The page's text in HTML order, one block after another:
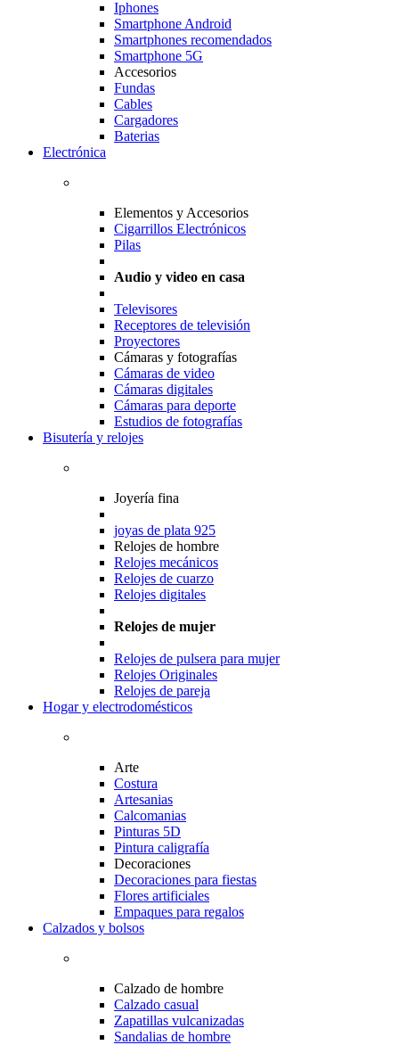
Iphones
Smartphone Android
Smartphones recomendados
Smartphone 5G
Accesorios
Fundas
Cables
Cargadores
Baterias
Electrónica
Elementos y Accesorios
Cigarrillos Electrónicos
Pilas
Audio y video en casa
Televisores
Receptores de televisión
Proyectores
Cámaras y fotografías
Cámaras de video
Cámaras digitales
Cámaras para deporte
Estudios de fotografías
Bisutería y relojes
Joyería fina
joyas de plata 925
Relojes de hombre
Relojes mecánicos
Relojes de cuarzo
Relojes digitales
Relojes de mujer
Relojes de pulsera para mujer
Relojes Originales
Relojes de pareja
Hogar y electrodomésticos
Arte
Costura
Artesanias
Calcomanias
Pinturas 5D
Pintura caligrafía
Decoraciones
Decoraciones para fiestas
Flores artificiales
Empaques para regalos
Calzados y bolsos
Calzado de hombre
Calzado casual
Zapatillas vulcanizadas
Sandalias de hombre